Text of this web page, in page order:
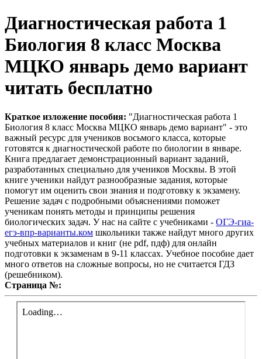
Диагностическая работа 1
Биология 8 класс Москва
МЦКО январь демо вариант
читать бесплатно
Краткое изложение пособия: "Диагностическая работа 1
Биология 8 класс Москва МЦКО январь демо вариант" - это
важный ресурс для учеников восьмого класса, которые
готовятся к диагностической работе по биологии в январе.
Книга предлагает демонстрационный вариант заданий,
разработанных специально для учеников Москвы. В этой
книге ученики найдут разнообразные задания, которые
помогут им оценить свои знания и подготовку к экзамену.
Решение задач с подробными объяснениями поможет
ученикам понять методы и принципы решения
биологических задач. У нас на сайте с учебниками - ОГЭ-гиа-
егэ-впр-варианты.ком школьники также найдут много других
учебных материалов и книг (не pdf, пдф) для онлайн
подготовки к экзаменам в 9-11 классах. Учебное пособие дает
много ответов на сложные вопросы, но не считается ГДЗ
(решебником).
Страница №: